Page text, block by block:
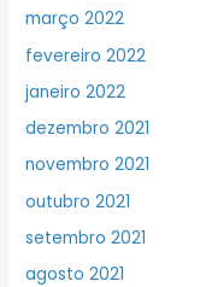
março 2022
fevereiro 2022
janeiro 2022
dezembro 2021
novembro 2021
outubro 2021
setembro 2021
agosto 2021